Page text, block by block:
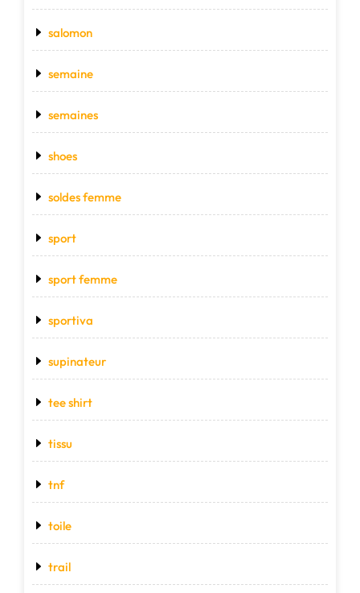
salomon
semaine
semaines
shoes
soldes femme
sport
sport femme
sportiva
supinateur
tee shirt
tissu
tnf
toile
trail